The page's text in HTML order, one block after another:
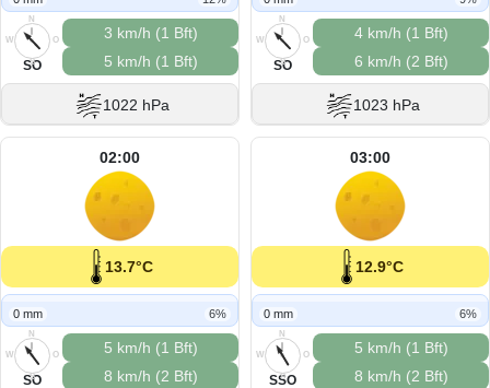
N
O
S
W
SO
3 km/h (1 Bft)
5 km/h (1 Bft)
1022 hPa
N
O
S
W
SO
4 km/h (1 Bft)
6 km/h (2 Bft)
1023 hPa
02:00
13.7°C
0 mm 6%
N
O
S
W
SO
5 km/h (1 Bft)
8 km/h (2 Bft)
03:00
12.9°C
0 mm 6%
N
O
S
W
SSO
5 km/h (1 Bft)
8 km/h (2 Bft)